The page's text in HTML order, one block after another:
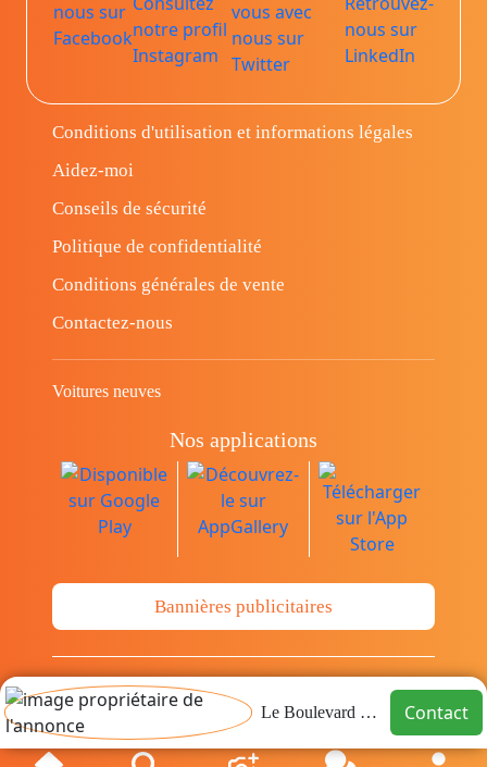
Le Boulevard immo Contact
Conditions d'utilisation et informations légales
Aidez-moi
Conseils de sécurité
Politique de confidentialité
Conditions générales de vente
Contactez-nous
Voitures neuves
Nos applications
Bannières publicitaires
© Copyright 2014-2026 Cava.tn Limited Tous
les droits sont réservés.